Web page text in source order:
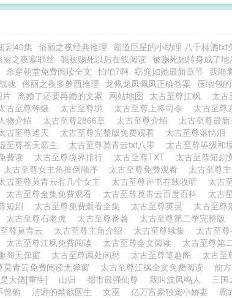
剧40集 俗丽之夜经典推理 霸道巨星的小助理 八千桂酒txt
丽之夜塞耶丝 我被赐死以后在线阅读 被赐死她转身成了地
杀穿朝堂免费阅读全文 怕怕7啊 窈窕如她最新章节 我能
魂 俗丽之夜多萝西推理 龙佩龙凤佩凤正确答案 压缩包
片 离婚了还要再婚的文案 网站地图 太古至尊江枫
太古
古至尊等级 太古至尊境 太古至尊上将司令 太古至尊
物介绍 太古至尊2866章 太古至尊介绍 太古至尊最
古至尊遮天 太古至尊完整版免费观看 太古至尊落情泪
至尊苍天霸主 太古至尊莫青云txt八零 太古至尊等级和
费读 太古至尊境界排行 太古至尊TXT 太古至尊短剧
太古至尊女主角推倒顺序 太古至尊免费观看 太古至尊
古至尊莫青云有几个女主 太古至尊评书在线收听
太古
太古至尊全集免费观看 太古至尊莫青云百度百科
太古
短剧 太古至尊免费观看全集 太古至尊英灵 太古至尊
太古至尊石老虎 太古至尊番薯 太古至尊第二季完整版
尊莫青云 太古至尊主角介绍 太古至尊续集 太古至
太古至尊江枫免费阅读 太古至尊全文阅读 太古至尊第
阁无弹窗 太古至尊两处闲愁 太古至尊笔趣阁 太古至
莫青云免费阅读无弹窗 太古至尊江枫全文免费阅读 前
大佬[重生] 山归 都市最强仙尊 我叫波风鸣人 三国
曾偷 洁癖的禁欲医生 女巫 亿万富豪独宠小娇妻 霸